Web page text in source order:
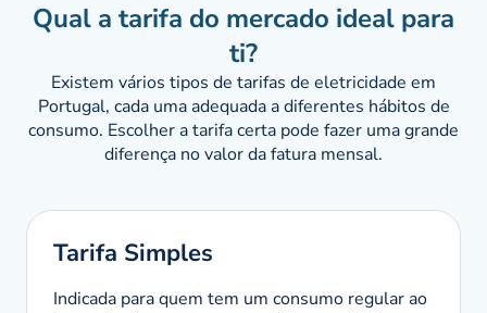
Qual a tarifa do mercado ideal para
ti?
Existem vários tipos de tarifas de eletricidade em
Portugal, cada uma adequada a diferentes hábitos de
consumo. Escolher a tarifa certa pode fazer uma grande
diferença no valor da fatura mensal.
Tarifa Simples
Indicada para quem tem um consumo regular ao